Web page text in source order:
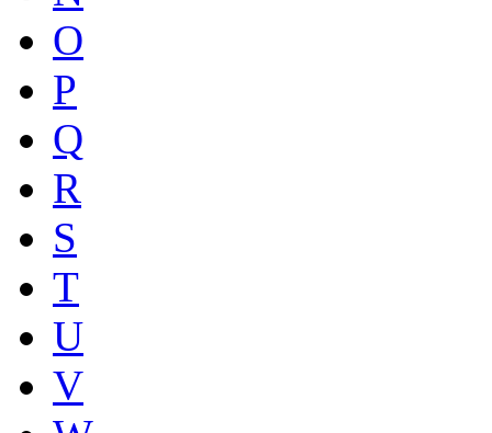
O
P
Q
R
S
T
U
V